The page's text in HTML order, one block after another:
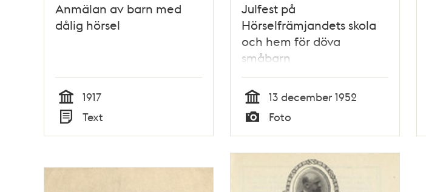
Anmälan av barn med
dålig hörsel
Tid
1917
Typ
Text
Julfest på
Hörselfrämjandets skola
och hem för döva
småbarn
Tid
13 december 1952
Typ
Foto